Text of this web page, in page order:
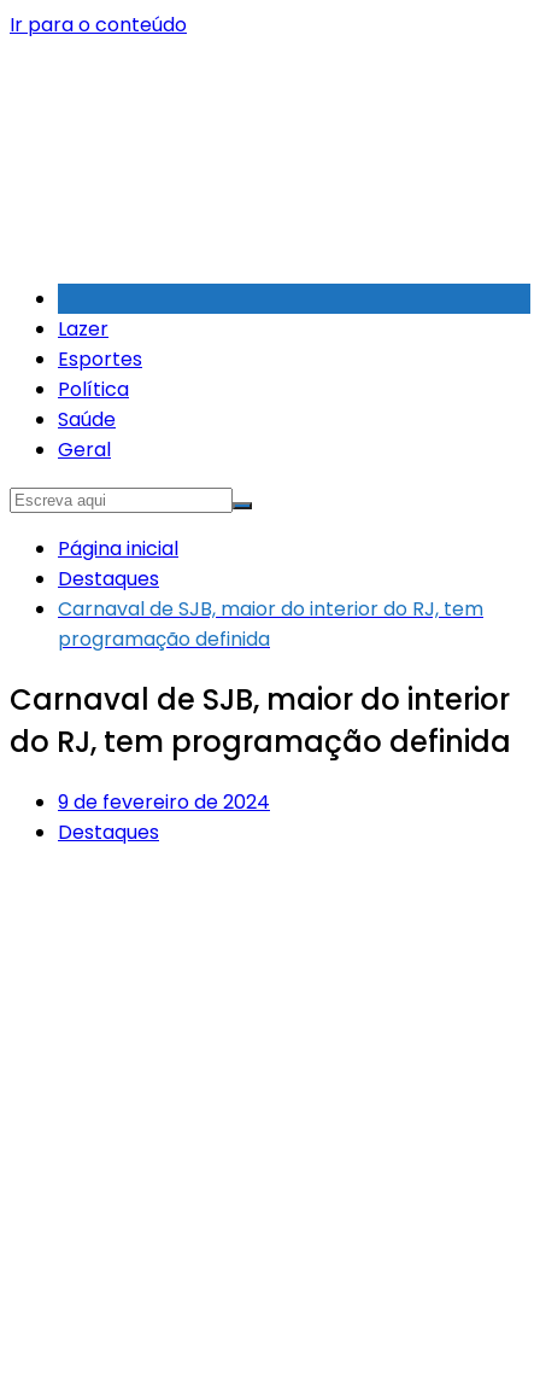
Ir para o conteúdo
Lazer
Esportes
Política
Saúde
Geral
Página inicial
Destaques
Carnaval de SJB, maior do interior do RJ, tem
programação definida
Carnaval de SJB, maior do interior
do RJ, tem programação definida
9 de fevereiro de 2024
Destaques